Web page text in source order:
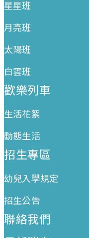
星星班
月亮班
太陽班
白雲班
歡樂列車
生活花絮
動態生活
招生專區
幼兒入學規定
招生公告
聯絡我們